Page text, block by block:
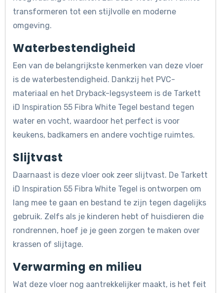
transformeren tot een stijlvolle en moderne
omgeving.
Waterbestendigheid
Een van de belangrijkste kenmerken van deze vloer
is de waterbestendigheid. Dankzij het PVC-
materiaal en het Dryback-legsysteem is de Tarkett
iD Inspiration 55 Fibra White Tegel bestand tegen
water en vocht, waardoor het perfect is voor
keukens, badkamers en andere vochtige ruimtes.
Slijtvast
Daarnaast is deze vloer ook zeer slijtvast. De Tarkett
iD Inspiration 55 Fibra White Tegel is ontworpen om
lang mee te gaan en bestand te zijn tegen dagelijks
gebruik. Zelfs als je kinderen hebt of huisdieren die
rondrennen, hoef je je geen zorgen te maken over
krassen of slijtage.
Verwarming en milieu
Wat deze vloer nog aantrekkelijker maakt, is het feit